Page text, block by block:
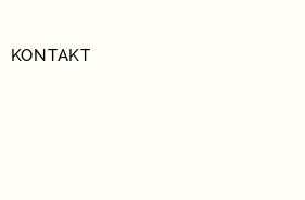
KONTAKT